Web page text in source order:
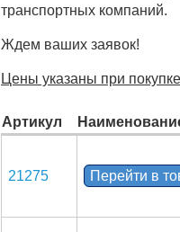
транспортных компаний.
Ждем ваших заявок!
Цены указаны при
Артикул
21275 Перейти в